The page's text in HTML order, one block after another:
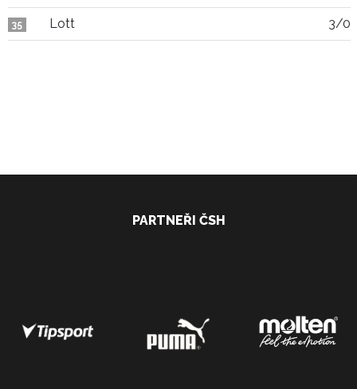
35 Lott 3/0
PARTNEŘI ČSH